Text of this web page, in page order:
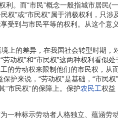
利。而“市民”概念一般指城市居民(
权”或“市民权”属于消极权利，只
到与市民平等的权利。从这个意
境上的差异，在我国社会转型时期
动权”和“市民权”这两种权利看似
的劳动权来限制他们的市民权，从
护来说，“劳动权”是基础，“市民
“市民权”的保障上。保护农民工权益
一种标示劳动者人格独立、蕴涵劳